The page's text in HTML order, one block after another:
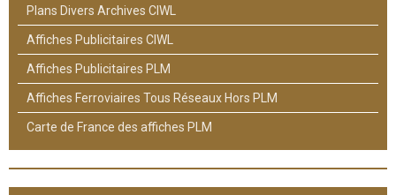
Plans Divers Archives CIWL
Affiches Publicitaires CIWL
Affiches Publicitaires PLM
Affiches Ferroviaires Tous Réseaux Hors PLM
Carte de France des affiches PLM